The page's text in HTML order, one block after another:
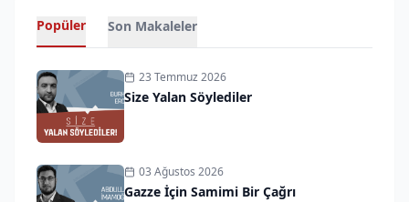
Popüler Son Makaleler
23 Temmuz 2026
Size Yalan Söylediler
03 Ağustos 2026
Gazze İçin Samimi Bir Çağrı